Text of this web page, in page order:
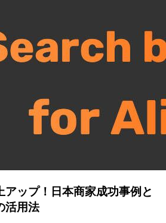
アップ！日本商家成功事例と
活用法